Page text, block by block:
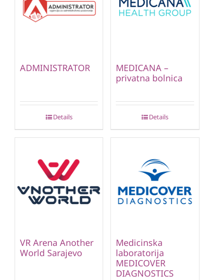
ADMINISTRATOR
Details
MEDICANA –
privatna bolnica
Details
VR Arena Another
World Sarajevo
Medicinska
laboratorija
MEDICOVER
DIAGNOSTICS